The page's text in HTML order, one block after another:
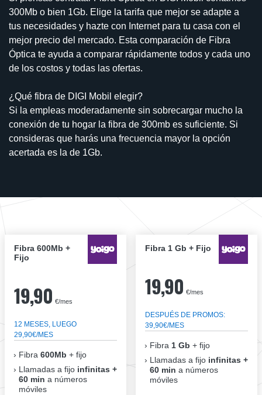
300Mb o bien 1Gb. Elige la tarifa que mejor se adapte a
tus necesidades y hazte con Internet para tu casa con el
mejor precio del mercado. Esta comparación de Fibra
Óptica te ayuda a comparar rápidamente todos y cada uno
de los costos y todas las ofertas.
¿Qué fibra de DIGI Mobil elegir?
Si la empleas moderadamente sin sobrecargar mucho la
conexión de tu hogar la fibra de 300mb es suficiente. Si
consideras que harás una frecuencia mayor la opción
acertada es la de 1Gb.
Fibra 600Mb +
Fijo
19,90 €/mes
12 MESES, LUEGO
29,90€/MES
Fibra 600Mb + fijo
Llamadas a fijo infinitas +
60 min a números
móviles
Fibra 1 Gb + Fijo
19,90 €/mes
DESPUÉS DE PROMOS:
39,90€/MES
Fibra 1 Gb + fijo
Llamadas a fijo infinitas +
60 min a números
móviles